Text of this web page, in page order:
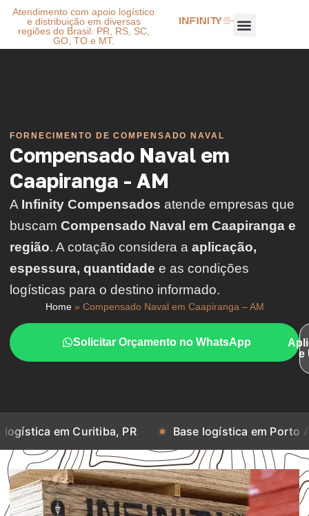
Atendimento com apoio logístico
e distribuição em diversas
regiões do Brasil: PR, RS, SC,
GO, TO e MT.
FORNECIMENTO DE COMPENSADO NAVAL
Compensado Naval em
Caapiranga - AM
A Infinity Compensados atende empresas que
buscam Compensado Naval em Caapiranga e
região. A cotação considera a aplicação,
espessura, quantidade e as condições
logísticas para o destino informado.
Home» Compensado Naval em Caapiranga – AM
Solicitar Orçamento no WhatsApp
e
Curitiba, PR Base logística em Porto Alegre, RS